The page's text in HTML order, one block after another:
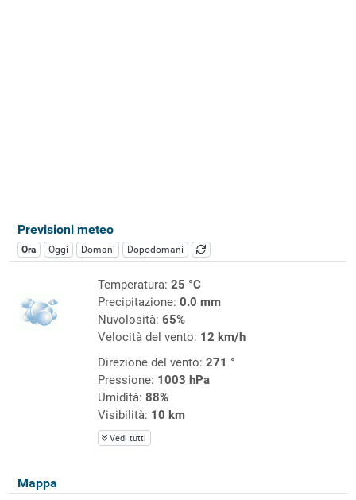
Previsioni meteo
Ora Oggi Domani Dopodomani
Temperatura: 25 °C
Precipitazione: 0.0 mm
Nuvolosità: 65%
Velocità del vento: 12 km/h
Direzione del vento: 271 °
Pressione: 1003 hPa
Umidità: 88%
Visibilità: 10 km
Vedi tutti
Mappa